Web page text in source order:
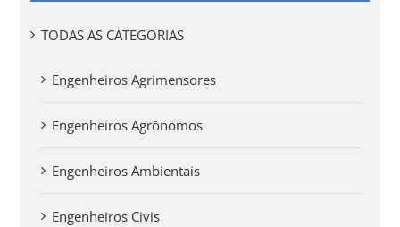
TODAS AS CATEGORIAS
Engenheiros Agrimensores
Engenheiros Agrônomos
Engenheiros Ambientais
Engenheiros Civis